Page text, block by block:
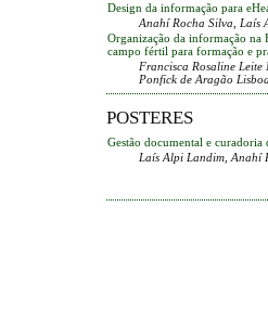
Design da informação para
Anahí Rocha Silva, Laís
Organização da informação na
campo fértil para formação e
Francisca Rosaline Leite
Ponfick de Aragão
POSTERES
Gestão documental e
Laís Alpi Landim, Anahí